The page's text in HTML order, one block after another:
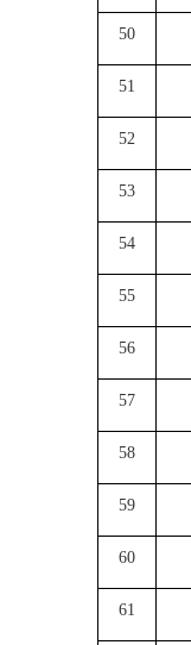
50
51
52
53
54
55
56
57
58
59
60
61